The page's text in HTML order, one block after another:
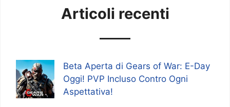
Articoli recenti
Beta Aperta di Gears of War: E-Day
Oggi! PVP Incluso Contro Ogni
Aspettativa!